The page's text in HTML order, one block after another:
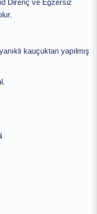
Direnç ve Egzersiz
kauçuktan yapılmış